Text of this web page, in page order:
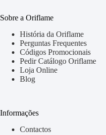
Sobre a Oriflame
História da Oriflame
Perguntas Frequentes
Códigos Promocionais
Pedir Catálogo Oriflame
Loja Online
Blog
Informações
Contactos